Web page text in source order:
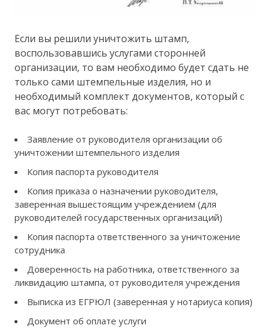
Если вы решили уничтожить штамп,
воспользовавшись услугами сторонней
организации, то вам необходимо будет сдать не
только сами штемпельные изделия, но и
необходимый комплект документов, который с
вас могут потребовать:
Заявление от руководителя организации об
уничтожении штемпельного изделия
Копия паспорта руководителя
Копия приказа о назначении руководителя,
заверенная вышестоящим учреждением (для
руководителей государственных организаций)
Копия паспорта ответственного за уничтожение
сотрудника
Доверенность на работника, ответственного за
ликвидацию штампа, от руководителя учреждения
Выписка из ЕГРЮЛ (заверенная у нотариуса копия)
Документ об оплате услуги